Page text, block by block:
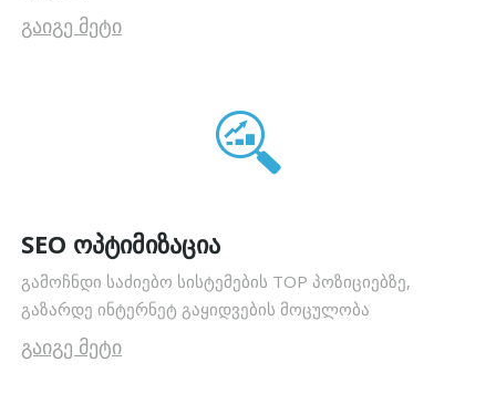
გაიგე მეტი
SEO ოპტიმიზაცია
გამოჩნდი საძიებო სისტემების TOP პოზიციებზე,
გაზარდე ინტერნეტ გაყიდვების მოცულობა
გაიგე მეტი